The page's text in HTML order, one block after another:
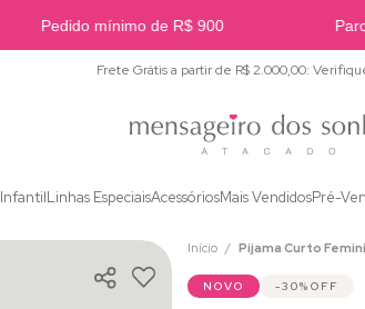
Pedido mínimo de R$ 900
Frete Grátis a partir de R$ 2.000,00:
InfantilLinhas EspeciaisAcessóriosMais VendidosPré-
Início Pijama Curto
NOVO 30% OFF